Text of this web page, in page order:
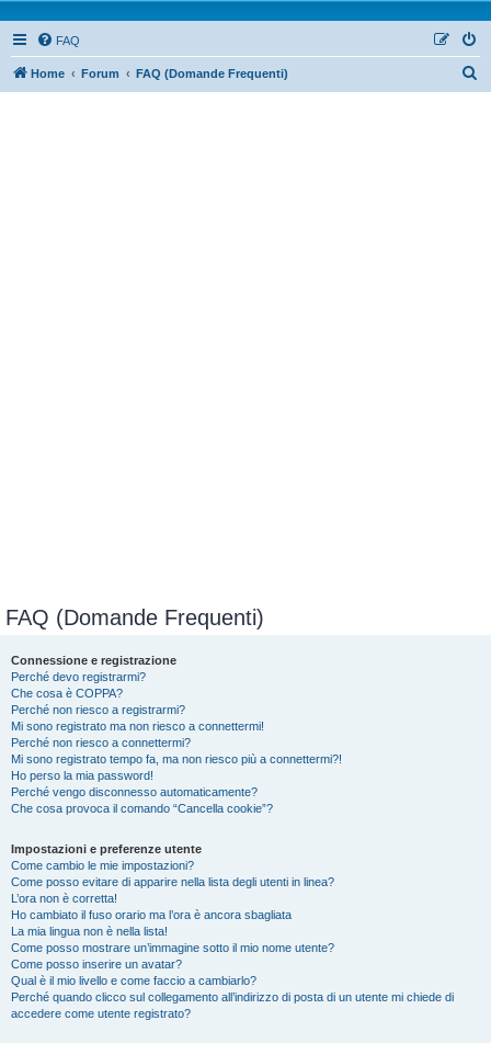
FAQ
Home Forum FAQ (Domande Frequenti)
FAQ (Domande Frequenti)
Connessione e registrazione
Perché devo registrarmi?
Che cosa è COPPA?
Perché non riesco a registrarmi?
Mi sono registrato ma non riesco a connettermi!
Perché non riesco a connettermi?
Mi sono registrato tempo fa, ma non riesco più a connettermi?!
Ho perso la mia password!
Perché vengo disconnesso automaticamente?
Che cosa provoca il comando “Cancella cookie”?
Impostazioni e preferenze utente
Come cambio le mie impostazioni?
Come posso evitare di apparire nella lista degli utenti in linea?
L’ora non è corretta!
Ho cambiato il fuso orario ma l’ora è ancora sbagliata
La mia lingua non è nella lista!
Come posso mostrare un’immagine sotto il mio nome utente?
Come posso inserire un avatar?
Qual è il mio livello e come faccio a cambiarlo?
Perché quando clicco sul collegamento all’indirizzo di posta di un utente mi chiede di
accedere come utente registrato?